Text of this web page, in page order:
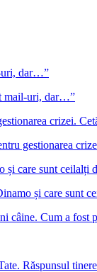
mail-uri, dar…”
gestionarea
și care sunt
câine. Cum a fost
Răspunsul